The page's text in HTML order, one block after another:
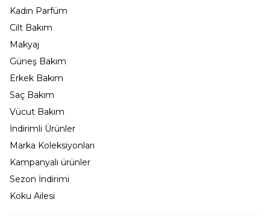
Kadın Parfüm
Cilt Bakım
Makyaj
Güneş Bakım
Erkek Bakım
Saç Bakım
Vücut Bakım
İndirimli Ürünler
Marka Koleksiyonları
Kampanyalı ürünler
Sezon İndirimi
Koku Ailesi